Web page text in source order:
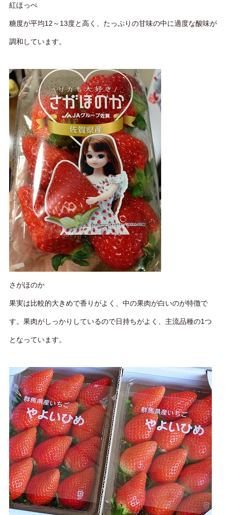
紅ほっぺ
糖度が平均12～13度と高く、たっぷりの甘味の中に適度な酸味が
調和しています。
さがほのか
果実は比較的大きめで香りがよく、中の果肉が白いのが特徴で
す。果肉がしっかりしているので日持ちがよく、主流品種の1つ
となっています。